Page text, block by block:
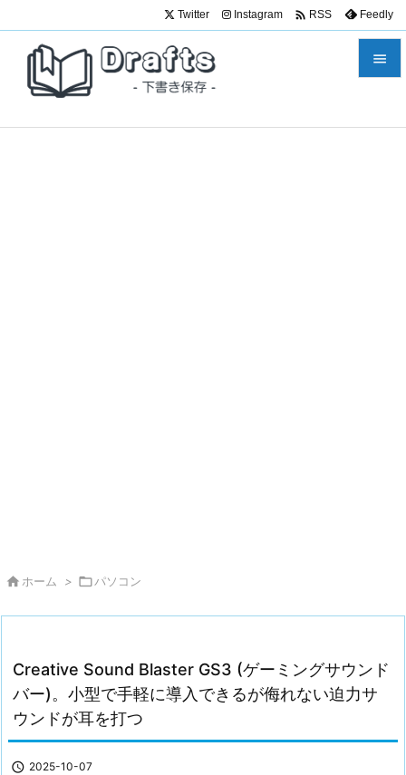

Twitter Instagram  RSS Feedly
 ホーム > パソコン
Creative Sound Blaster GS3 (ゲーミングサウンド
バー)。小型で手軽に導入できるが侮れない迫力サ
ウンドが耳を打つ
 2025-10-07